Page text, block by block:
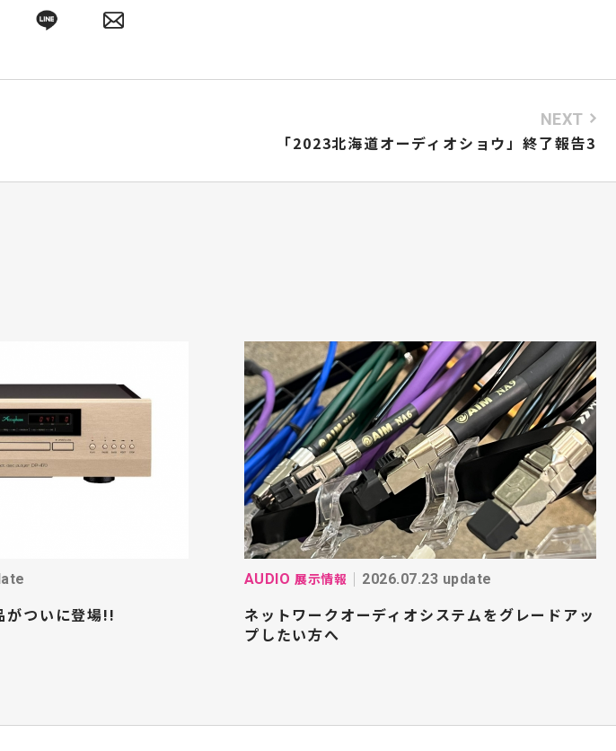
NEXT
「2023北海道オーディオショウ」終了報告3
ついに登場!!
AUDIO 展示情報 2026.07.23 update
ネットワークオーディオシステムをグレードアッ
プしたい方へ